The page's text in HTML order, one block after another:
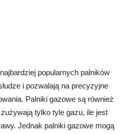
popularnych palników
i pozwalają na precyzyjne
Palniki gazowe są również
tylko tyle gazu, ile jest
Jednak palniki gazowe mogą